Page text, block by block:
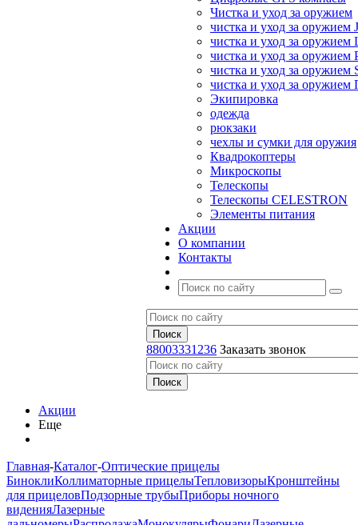
Чистка и уход за оружием
чистка и уход за оружием
чистка и уход за оружием
чистка и уход за оружием
чистка и уход за оружием
чистка и уход за
Экипировка
одежда
рюкзаки
чехлы и сумки для оружия
Квадрокоптеры
Микроскопы
Телескопы
Телескопы CELESTRON
Элементы питания
Акции
О компании
Контакты
88003331236 Заказать звонок
Акции
Еще
Главная-Каталог-Оптические прицелы
БиноклиКоллиматорные прицелыТепловизорыКронштейны
для прицеловПодзорные трубыПриборы ночного
виденияЛазерные